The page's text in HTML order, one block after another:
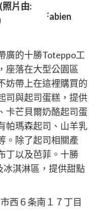
片由:
廣的十勝Toteppo工
座落在大型公園區
妨帶上在這裡購買的
司與起司蛋糕，提供
卡芒貝爾奶酪起司蛋
帕瑪森起司、山羊乳
。除了起司相關產
丁以及芭菲。十勝
淇淋區，提供甜點
西６条南１７丁目